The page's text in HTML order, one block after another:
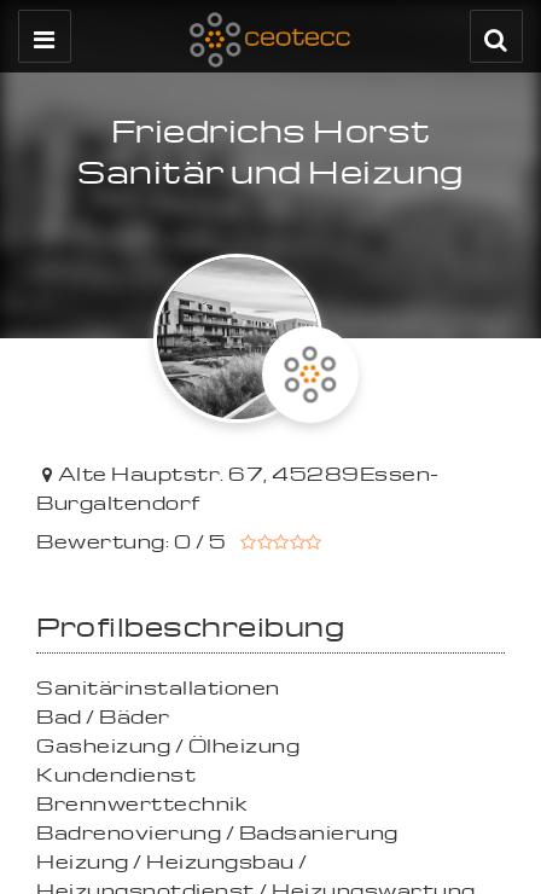
Friedrichs Horst
Sanitär und Heizung
Alte Hauptstr. 67,45289Essen-
Burgaltendorf
Bewertung: 0 / 5
Profilbeschreibung
Sanitärinstallationen
Bad / Bäder
Gasheizung / Ölheizung
Kundendienst
Brennwerttechnik
Badrenovierung / Badsanierung
Heizung / Heizungsbau /